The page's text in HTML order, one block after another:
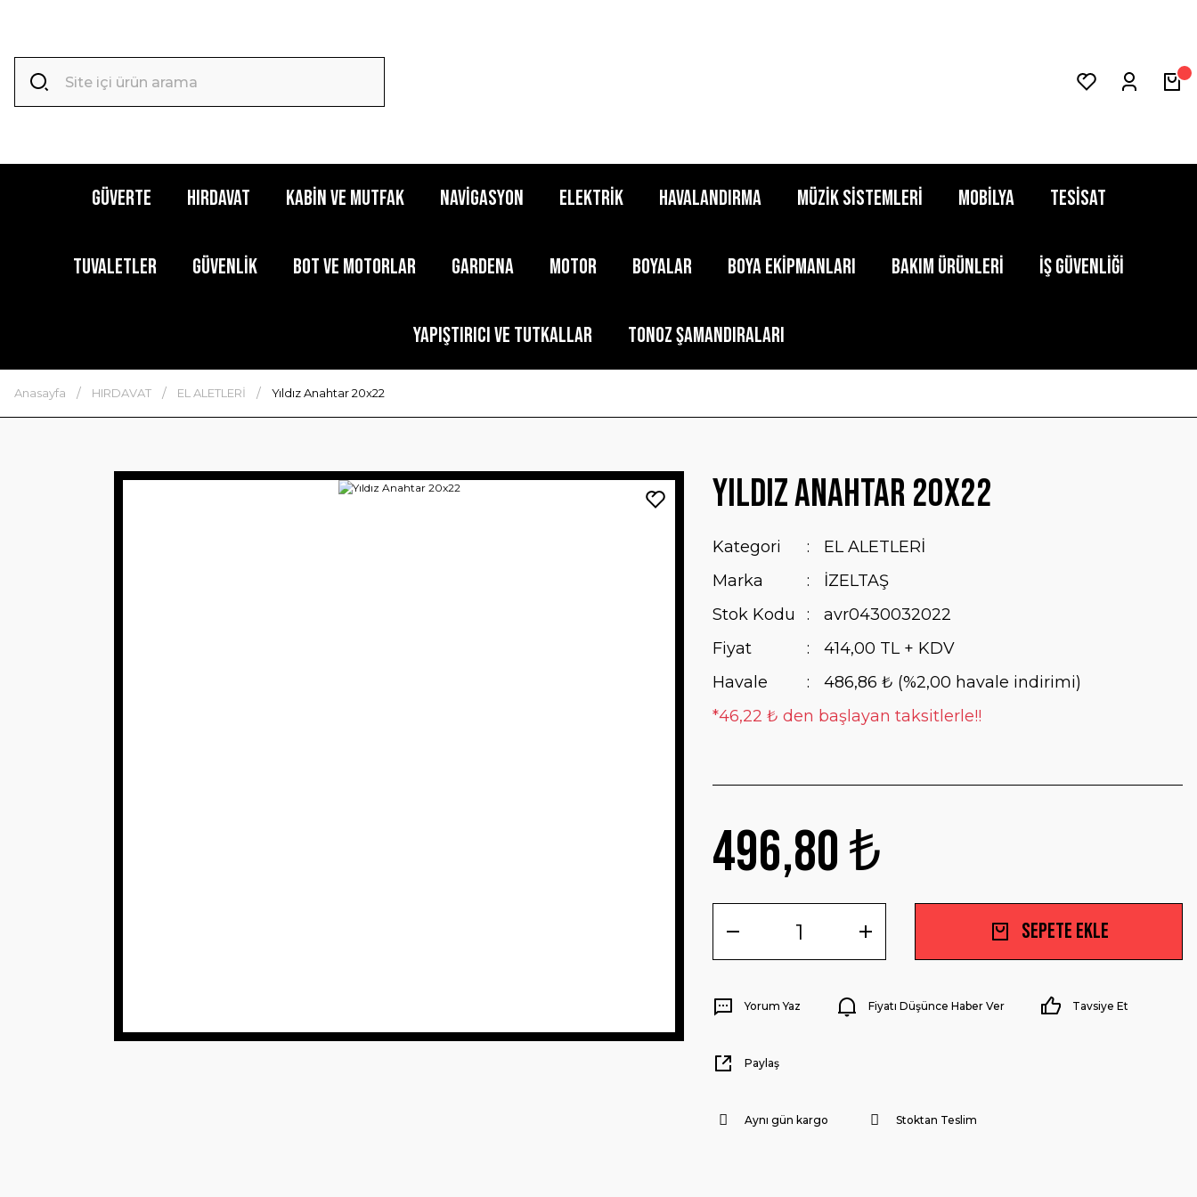
GÜVERTE HIRDAVAT KABİN ve MUTFAK NAVİGASYON ELEKTRİK HAVALANDIRMA MÜZİK SİSTEMLERİ MOBİLYA TESİSAT
TUVALETLER GÜVENLİK BOT ve MOTORLAR GARDENA MOTOR BOYALAR BOYA EKİPMANLARI BAKIM ÜRÜNLERİ İŞ GÜVENLİĞİ
YAPIŞTIRICI ve TUTKALLAR TONOZ ŞAMANDIRALARI
Anasayfa HIRDAVAT EL ALETLERİ Yıldız Anahtar 20x22
Yıldız Anahtar 20x22
Kategori
EL ALETLERİ
Marka
İZELTAŞ
Stok Kodu
avr0430032022
Fiyat
414,00 TL + KDV
Havale
486,86 ₺ (%2,00 havale indirimi)
*46,22 ₺ den başlayan taksitlerle!!
496,80 ₺
Sepete Ekle
Yorum Yaz Fiyatı Düşünce Haber Ver Tavsiye Et
Paylaş
Aynı gün kargo Stoktan Teslim